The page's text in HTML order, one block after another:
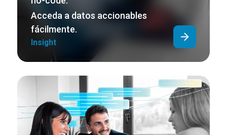
Acceda a datos accionables
fácilmente.
Insight